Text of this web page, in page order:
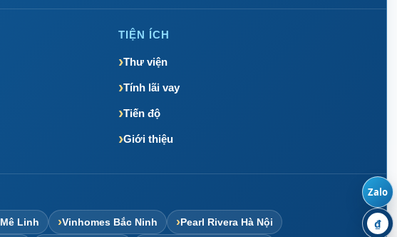
TIỆN ÍCH
Thư viện
Tính lãi vay
Tiến độ
Giới thiệu
Linh Vinhomes Bắc Ninh Pearl Rivera Hà Nội
Zalo
₫